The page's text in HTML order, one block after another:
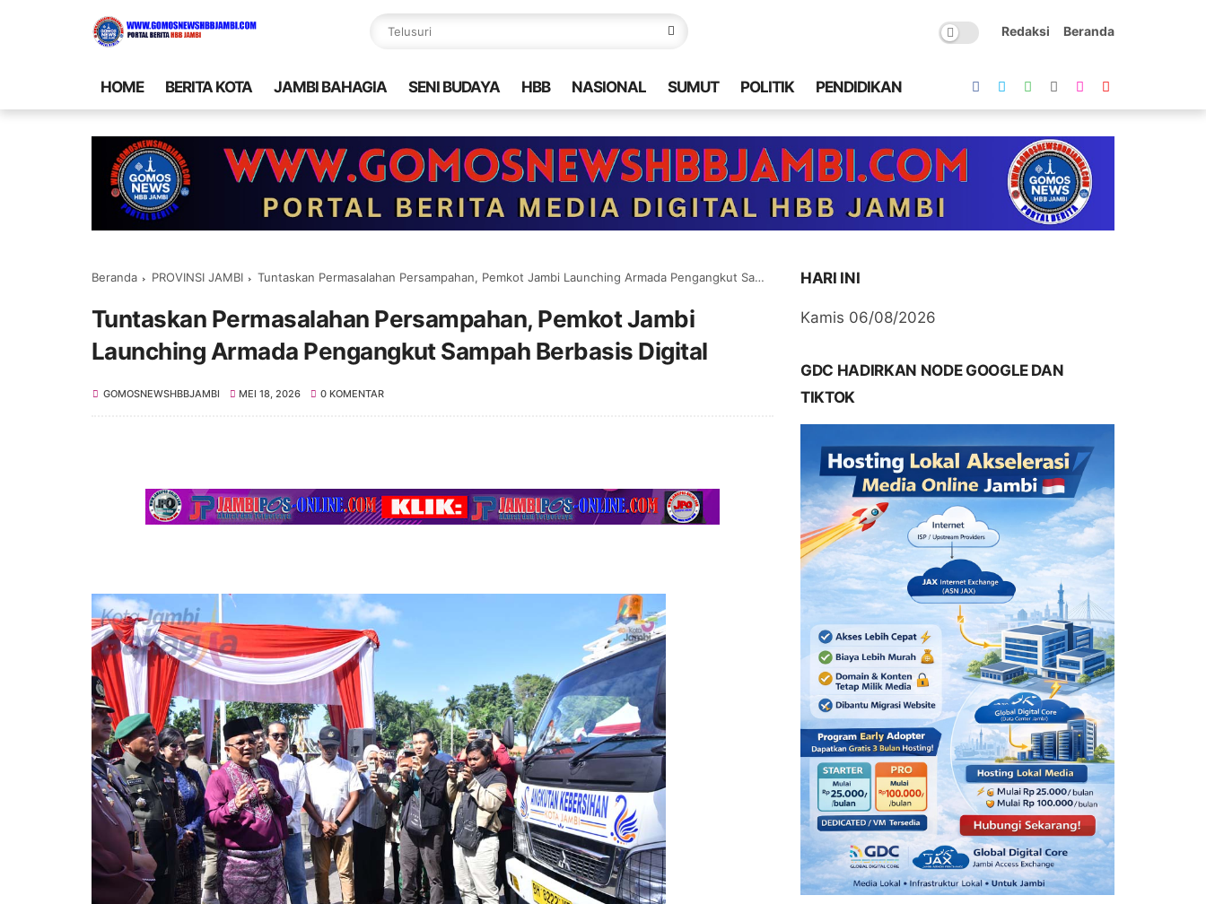
Redaksi Beranda
HOME BERITA KOTA JAMBI BAHAGIA SENI BUDAYA HBB NASIONAL SUMUT POLITIK PENDIDIKAN
Beranda PROVINSI JAMBI Tuntaskan Permasalahan Persampahan, Pemkot Jambi Launching Armada Pengangkut Sampah Berbasis Digital
Tuntaskan Permasalahan Persampahan, Pemkot Jambi
Launching Armada Pengangkut Sampah Berbasis Digital
GOMOSNEWSHBBJAMBI MEI 18, 2026 0 KOMENTAR
HARI INI
Kamis 06/08/2026
GDC HADIRKAN NODE GOOGLE DAN
TIKTOK